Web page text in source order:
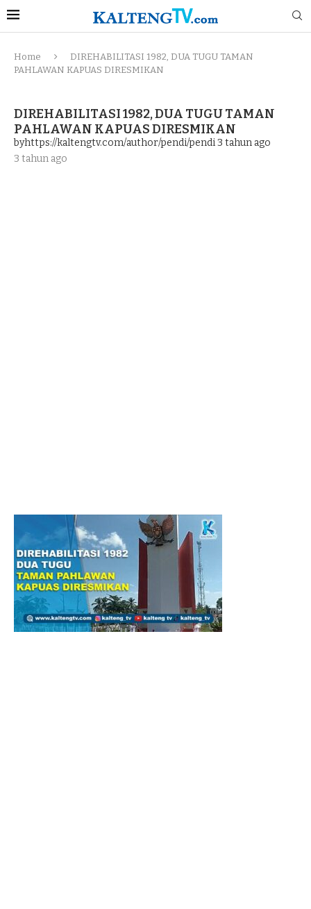
Home
DIREHABILITASI 1982, DUA TUGU TAMAN
PAHLAWAN KAPUAS DIRESMIKAN
DIREHABILITASI 1982, DUA TUGU TAMAN
PAHLAWAN KAPUAS DIRESMIKAN
byhttps://kaltengtv.com/author/pendi/pendi3 tahun ago
3 tahun ago